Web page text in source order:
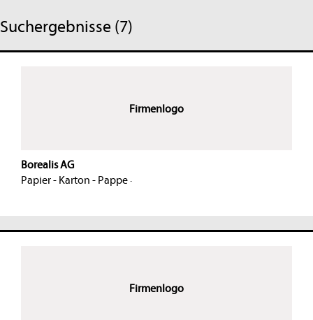
Suchergebnisse (7)
Firmenlogo
Borealis AG
Papier - Karton - Pappe·
Firmenlogo